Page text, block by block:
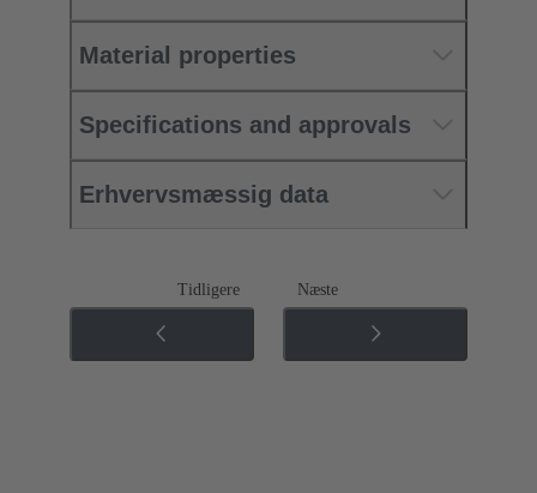
Material properties
Specifications and approvals
Erhvervsmæssig data
Tidligere Næste